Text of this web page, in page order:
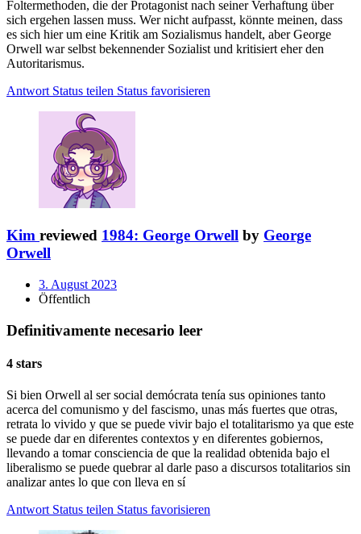
Foltermethoden, die der Protagonist nach seiner Verhaftung über
sich ergehen lassen muss. Wer nicht aufpasst, könnte meinen, dass
es sich hier um eine Kritik am Sozialismus handelt, aber George
Orwell war selbst bekennender Sozialist und kritisiert eher den
Autoritarismus.
Antwort Status teilen Status favorisieren
Kim reviewed 1984: George Orwell by George
Orwell
3. August 2023
Öffentlich
Definitivamente necesario leer
4 stars
Si bien Orwell al ser social demócrata tenía sus opiniones tanto
acerca del comunismo y del fascismo, unas más fuertes que otras,
retrata lo vivido y que se puede vivir bajo el totalitarismo ya que este
se puede dar en diferentes contextos y en diferentes gobiernos,
llevando a tomar consciencia de que la realidad obtenida bajo el
liberalismo se puede quebrar al darle paso a discursos totalitarios sin
analizar antes lo que con lleva en sí
Antwort Status teilen Status favorisieren